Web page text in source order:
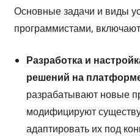
Основные задачи и виды
программистами,
Разработка и
решений на
разрабатывают новые
модифицируют
адаптировать их под